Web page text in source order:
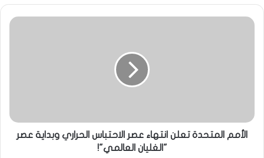
الأمم المتحدة تعلن انتهاء عصر الاحتباس الحراري وبداية عصر
"الغليان العالمي"!